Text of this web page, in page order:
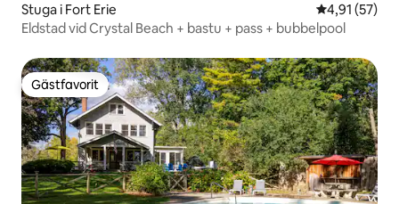
Stuga i Fort Erie 4,91 av 5 i
4,91 (57)
Eldstad vid Crystal Beach + bastu + pass + bubbelpool
Gästfavorit
Gästfavorit